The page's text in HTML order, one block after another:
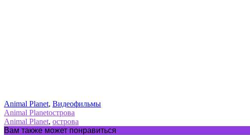
Animal Planet, Видеофильмы
Animal Planetострова
Animal Planet, острова
Вам также может понравиться